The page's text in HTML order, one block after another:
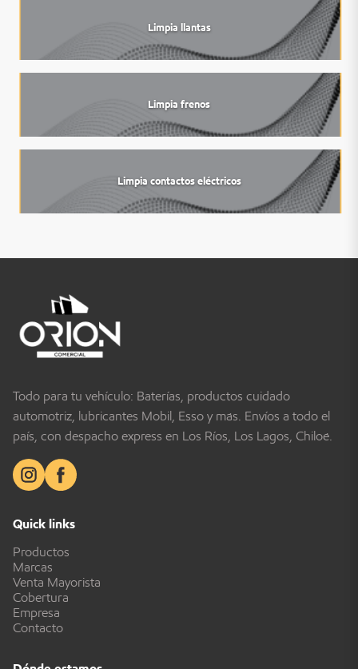
Limpia llantas
Limpia frenos
Limpia contactos eléctricos
Todo para tu vehículo: Baterías, productos cuidado
automotriz, lubricantes Mobil, Esso y más. Envíos a todo el
país, con despacho express en Los Ríos, Los Lagos, Chiloé.
Quick links
Productos
Marcas
Venta Mayorista
Cobertura
Empresa
Contacto